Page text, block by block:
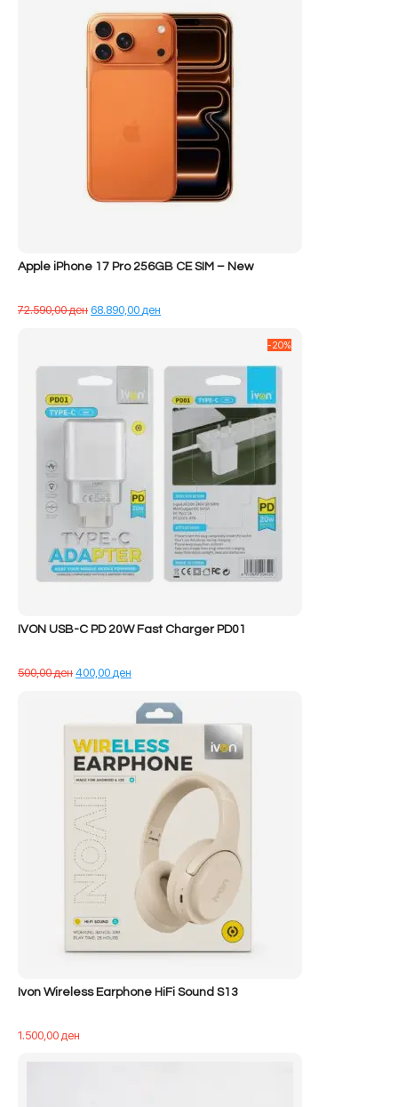
Apple iPhone 17 Pro 256GB CE SIM – New
72.590,00денÇmimi
68.890,00ден
68.890,00 ден.
IVON USB-C PD 20W Fast Charger PD01
500,00денÇmimi
400,00ден
tanishëm
është:
400,00 ден.
-20%
Ivon Wireless Earphone HiFi Sound S13
1.500,00ден